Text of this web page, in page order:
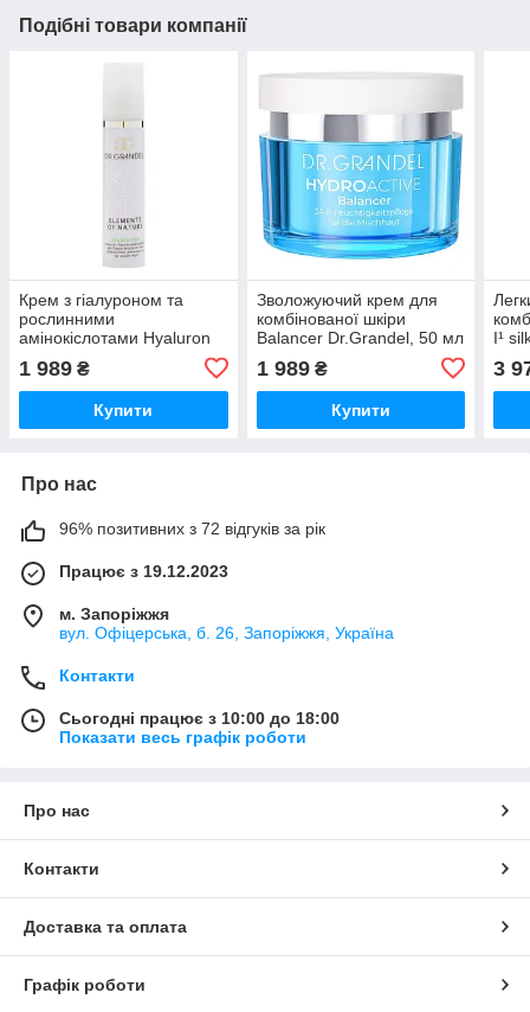
Подібні товари компанії
Крем з гіалуроном та
рослинними
амінокіслотами Hyaluron
1 989 ₴
Купити
Зволожуючий крем для
комбінованої шкіри
Balancer Dr.Grandel, 50 мл
1 989₴
Купити
I¹
3
Про нас
96% позитивних з 72 відгуків за рік
Працює з 19.12.2023
м. Запоріжжя
вул. Офіцерська, б. 26, Запоріжжя, Україна
Контакти
Сьогодні працює з 10:00 до 18:00
Показати весь графік роботи
Про нас
Контакти
Доставка та оплата
Графік роботи